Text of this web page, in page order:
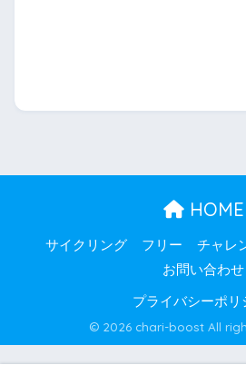
HOME
サイクリング フリー チャレ
お問い合わせ
プライバシーポリ
© 2026 chari-boost All